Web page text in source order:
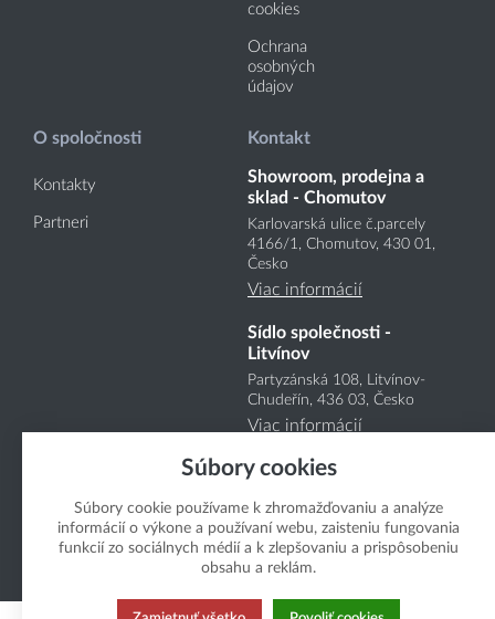
cookies
Ochrana
osobných
údajov
O spoločnosti
Kontakty
Partneri
Kontakt
Showroom, prodejna a
sklad - Chomutov
Karlovarská ulice č.parcely
4166/1, Chomutov, 430 01,
Česko
Viac informácií
Sídlo společnosti -
Litvínov
Partyzánská 108, Litvínov-
Chudeřín, 436 03, Česko
Viac informácií
Copyright Boukal.SK 2026
Súbory cookies
Súbory cookie používame k zhromažďovaniu a analýze
informácií o výkone a používaní webu, zaisteniu fungovania
funkcií zo sociálnych médií a k zlepšovaniu a prispôsobeniu
obsahu a reklám.